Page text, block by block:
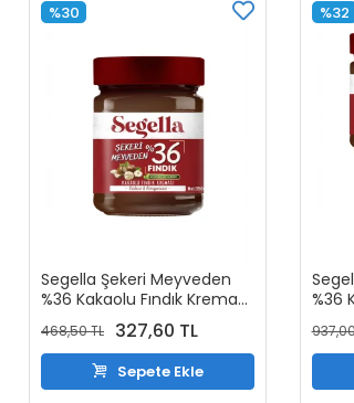
Segella Şekeri Meyveden
%36 Kakaolu Fındık Kreması
%30
468,50 TL 327,60 TL
Sepete Ekle
%36
%32